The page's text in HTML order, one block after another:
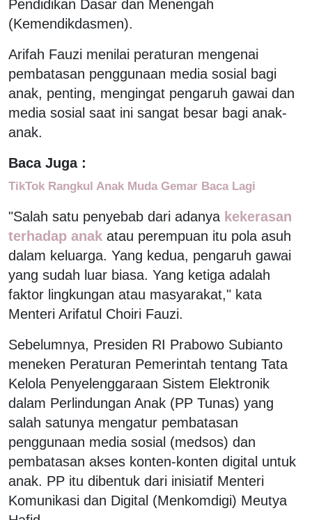
Pendidikan Dasar dan Menengah
(Kemendikdasmen).
Arifah Fauzi menilai peraturan mengenai
pembatasan penggunaan media sosial bagi
anak, penting, mengingat pengaruh gawai dan
media sosial saat ini sangat besar bagi anak-
anak.
Baca Juga :
TikTok Rangkul Anak Muda Gemar Baca Lagi
"Salah satu penyebab dari adanya kekerasan
terhadap anak atau perempuan itu pola asuh
dalam keluarga. Yang kedua, pengaruh gawai
yang sudah luar biasa. Yang ketiga adalah
faktor lingkungan atau masyarakat," kata
Menteri Arifatul Choiri Fauzi.
Sebelumnya, Presiden RI Prabowo Subianto
meneken Peraturan Pemerintah tentang Tata
Kelola Penyelenggaraan Sistem Elektronik
dalam Perlindungan Anak (PP Tunas) yang
salah satunya mengatur pembatasan
penggunaan media sosial (medsos) dan
pembatasan akses konten-konten digital untuk
anak. PP itu dibentuk dari inisiatif Menteri
Komunikasi dan Digital (Menkomdigi) Meutya